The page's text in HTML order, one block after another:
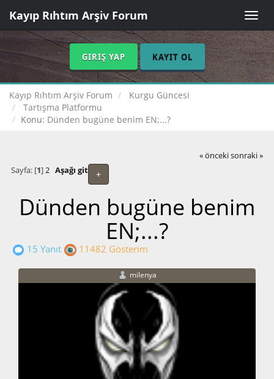
Toggle
Kayıp Rıhtım Arşiv Forum
GIRIŞ YAP KAYIT OL
Kayıp Rıhtım Arşiv Forum
Kurgu Güncesi
Tartışma Platformu
Konu: Dünden bugüne benim EN;...?
« önceki sonraki »
+
Sayfa: [1]2 Aşağı git
Dünden bugüne benim
EN;...?
15 Yanıt 11482 Gösterim
milenya